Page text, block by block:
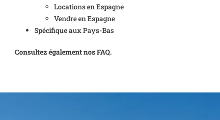
Locations en Espagne
Vendre en Espagne
Spécifique aux Pays-Bas
Consultez également nos FAQ.